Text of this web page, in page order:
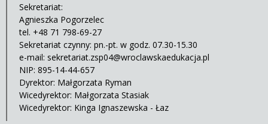
Sekretariat:
Agnieszka Pogorzelec
tel. +48 71 798-69-27
Sekretariat czynny: pn.-pt. w godz. 07.30-15.30
e-mail: sekretariat.zsp04@wroclawskaedukacja.pl
NIP: 895-14-44-657
Dyrektor: Małgorzata Ryman
Wicedyrektor: Małgorzata Stasiak
Wicedyrektor: Kinga Ignaszewska - Łaz